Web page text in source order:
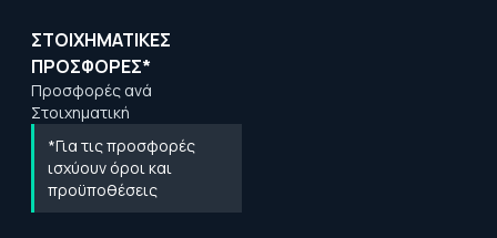
ΣΤΟΙΧΗΜΑΤΙΚΕΣ
ΠΡΟΣΦΟΡΕΣ*
Προσφορές ανά
Στοιχηματική
*Για τις προσφορές
ισχύουν όροι και
προϋποθέσεις